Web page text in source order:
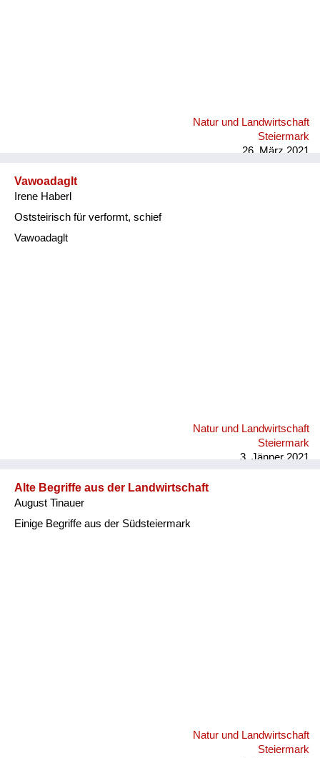
Natur und Landwirtschaft
Steiermark
26. März 2021
Vawoadaglt
Irene Haberl
Oststeirisch für verformt, schief
Vawoadaglt
Natur und Landwirtschaft
Steiermark
3. Jänner 2021
Alte Begriffe aus der Landwirtschaft
August Tinauer
Einige Begriffe aus der Südsteiermark
Natur und Landwirtschaft
Steiermark